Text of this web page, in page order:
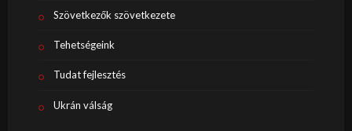
Szövetkezők szövetkezete
Tehetségeink
Tudat fejlesztés
Ukrán válság